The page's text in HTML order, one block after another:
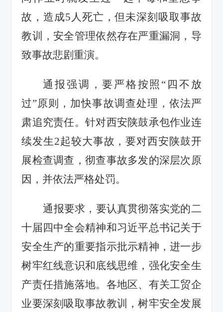
故，造成5人死亡，但未深刻吸取事故
教训，安全管理依然存在严重漏洞，导
致事故悲剧重演。
通报强调，要严格按照 “四不放
过”原则，加快事故调查处理，依法严
肃追究责任。针对西安陕鼓承包作业连
续发生2起较大事故，要对西安陕鼓开
展检查调查，彻查事故多发的深层次原
因，并依法严格处罚。
通报要求，要认真贯彻落实党的二
十届四中全会精神和习近平总书记关于
安全生产的重要指示批示精神，进一步
树牢红线意识和底线思维，强化安全生
产责任措施落地。各地区、有关工贸企
业要深刻吸取事故教训，树牢安全发展